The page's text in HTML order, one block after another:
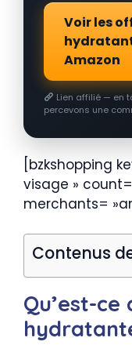
Voir les
Amazon
Lien affilié — en
percevons une
[bzkshopping
visage »
merchants=
Contenus
Qu’est-ce